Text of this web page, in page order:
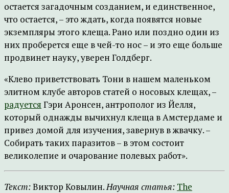
остается загадочным созданием, и единственное,
что остается, – это ждать, когда появятся новые
экземпляры этого клеща. Рано или поздно один из
них проберется еще в чей-то нос – и это еще больше
продвинет науку, уверен Голдберг.
«Клево приветствовать Тони в нашем маленьком
элитном клубе авторов статей о носовых клещах, –
радуется Гэри Аронсен, антрополог из Йелля,
который однажды вычихнул клеща в Амстердаме и
привез домой для изучения, завернув в жвачку. –
Cобирать таких паразитов – в этом состоит
великолепие и очарование полевых работ».
Текст:Виктор Ковылин.Научная статья: The